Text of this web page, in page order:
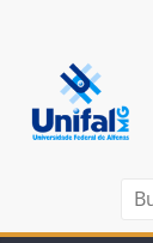
conteúdo